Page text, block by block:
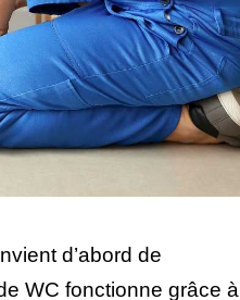
d’abord de
WC fonctionne grâce à